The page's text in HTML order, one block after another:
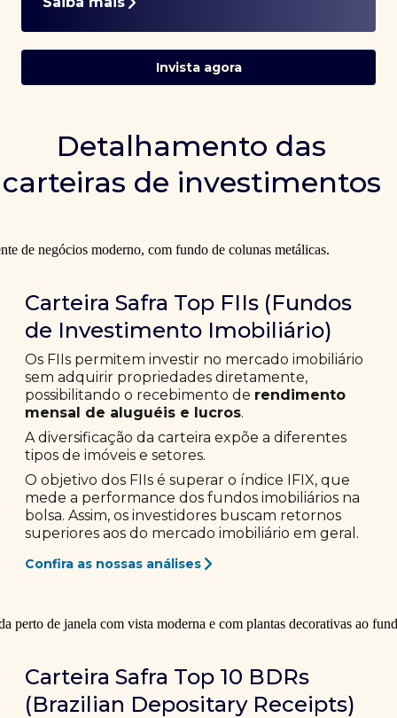
Invista agora
Detalhamento das
carteiras de investimentos
Carteira Safra Top FIIs (Fundos
de Investimento Imobiliário)
Os FIIs permitem investir no mercado imobiliário
sem adquirir propriedades diretamente,
possibilitando o recebimento de rendimento
mensal de aluguéis e lucros.
A diversificação da carteira expõe a diferentes
tipos de imóveis e setores.
O objetivo dos FIIs é superar o índice IFIX, que
mede a performance dos fundos imobiliários na
bolsa. Assim, os investidores buscam retornos
superiores aos do mercado imobiliário em geral.
Confira as nossas análises
Carteira Safra Top 10 BDRs
(Brazilian Depositary Receipts)